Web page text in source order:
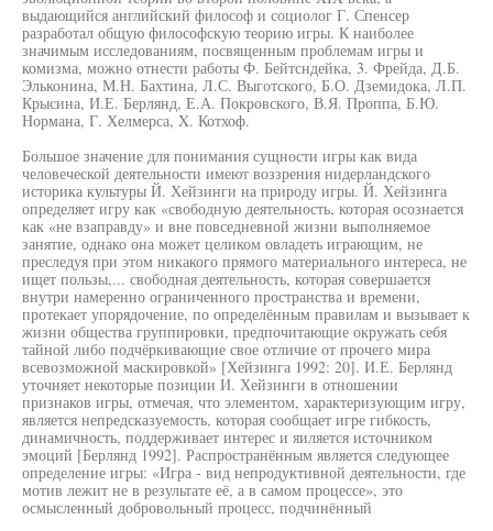
выдающийся английский философ и социолог Г. Спенсер
разработал общую философскую теорию игры. К наиболее
значимым исследованиям, посвященным проблемам игры и
комизма, можно отнести работы Ф. Бейтсндейка, 3. Фрейда, Д.Б.
Эльконина, М.Н. Бахтина, Л.С. Выготского, Б.О. Дземидока, Л.П.
Крысина, И.Е. Берлянд, Е.А. Покровского, В.Я. Проппа, Б.Ю.
Нормана, Г. Хелмерса, X. Котхоф.
Большое значение для понимания сущности игры как вида
человеческой деятельности имеют воззрения нидерландского
историка культуры Й. Хейзинги на природу игры. Й. Хейзинга
определяет игру как «свободную деятельность, которая осознается
как «не взаправду» и вне повседневной жизни выполняемое
занятие, однако она может целиком овладеть играющим, не
преследуя при этом никакого прямого материального интереса, не
ищет пользы,... свободная деятельность, которая совершается
внутри намеренно ограниченного пространства и времени,
протекает упорядочение, по определённым правилам и вызывает к
жизни общества группировки, предпочитающие окружать себя
тайной либо подчёркивающие свое отличие от прочего мира
всевозможной маскировкой» [Хейзинга 1992: 20]. И.Е. Берлянд
уточняет некоторые позиции И. Хейзинги в отношении
признаков игры, отмечая, что элементом, характеризующим игру,
является непредсказуемость, которая сообщает игре гибкость,
динамичность, поддерживает интерес и яиляется источником
эмоций [Берлянд 1992]. Распространённым является следующее
определение игры: «Игра - вид непродуктивной деятельности, где
мотив лежит не в результате её, а в самом процессе», это
осмысленный добровольный процесс, подчинённый